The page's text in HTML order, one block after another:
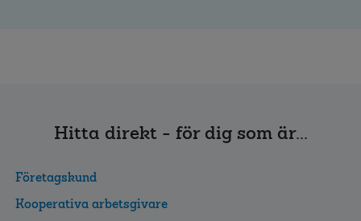
Hitta direkt - för dig som är...
Företagskund
Kooperativa arbetsgivare